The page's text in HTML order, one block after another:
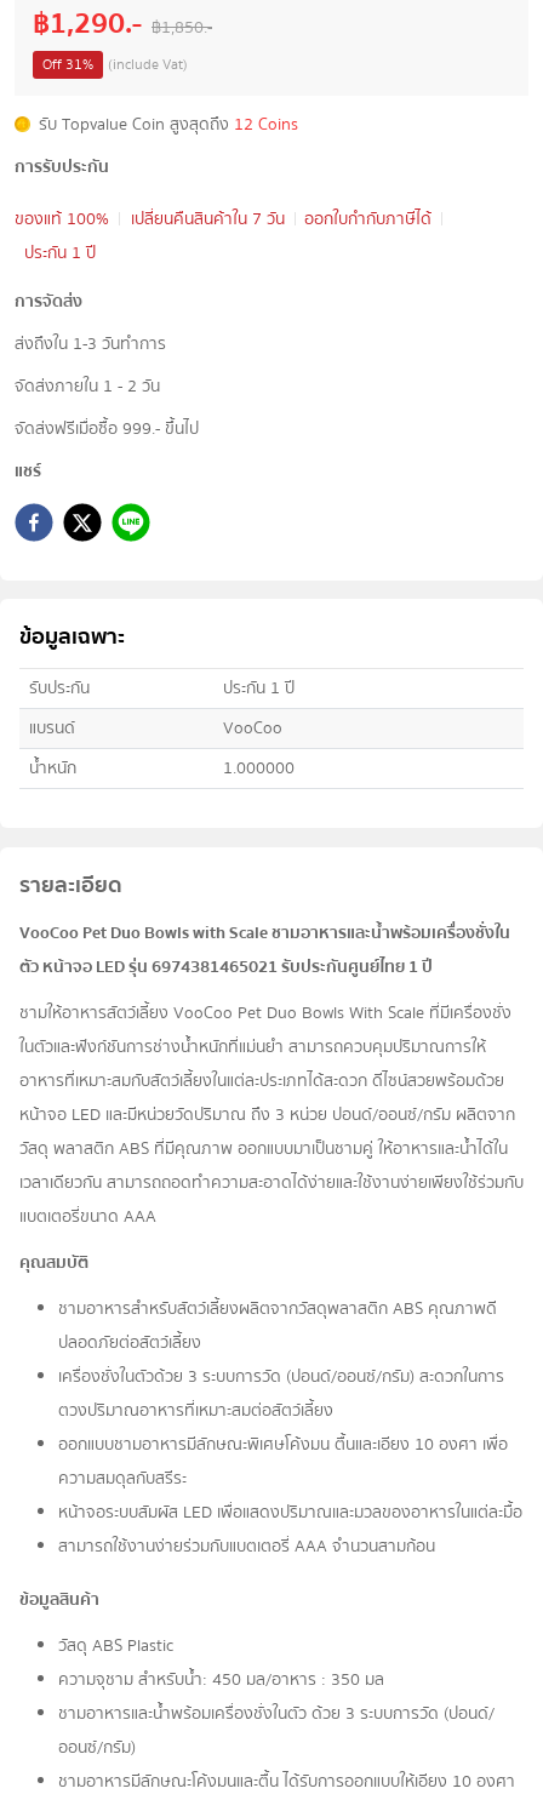
฿1,290.- ฿1,850.-
Off 31% (include Vat)
รับ Topvalue Coin สูงสุดถึง 12 Coins
การรับประกัน
ของแท้ 100%
เปลี่ยนคืนสินค้าใน 7 วัน
ออกใบกำกับภาษีได้
ประกัน 1 ปี
การจัดส่ง
ส่งถึงใน 1-3 วันทำการ
จัดส่งภายใน 1 - 2 วัน
จัดส่งฟรีเมื่อซื้อ 999.- ขึ้นไป
แชร์
ข้อมูลเฉพาะ
รับประกัน
ประกัน 1 ปี
แบรนด์
VooCoo
น้ำหนัก
1.000000
รายละเอียด
VooCoo Pet Duo Bowls with Scale ชามอาหารและน้ำพร้อมเครื่องชั่งใน
ตัว หน้าจอ LED รุ่น 6974381465021 รับประกันศูนย์ไทย 1 ปี
ชามให้อาหารสัตว์เลี้ยง VooCoo Pet Duo Bowls With Scale ที่มีเครื่องชั่ง
ในตัวและฟังก์ชันการช่างน้ำหนักที่แม่นยำ สามารถควบคุมปริมาณการให้
อาหารที่เหมาะสมกับสัตว์เลี้ยงในแต่ละประเภทได้สะดวก ดีไซน์สวยพร้อมด้วย
หน้าจอ LED และมีหน่วยวัดปริมาณ ถึง 3 หน่วย ปอนด์/ออนซ์/กรัม ผลิตจาก
วัสดุ พลาสติก ABS ที่มีคุณภาพ ออกแบบมาเป็นชามคู่ ให้อาหารและน้ำได้ใน
เวลาเดียวกัน สามารถถอดทำความสะอาดได้ง่ายและใช้งานง่ายเพียงใช้ร่วมกับ
แบตเตอรี่ขนาด AAA
คุณสมบัติ
ชามอาหารสำหรับสัตว์เลี้ยงผลิตจากวัสดุพลาสติก ABS คุณภาพดี
ปลอดภัยต่อสัตว์เลี้ยง
เครื่องชั่งในตัวด้วย 3 ระบบการวัด (ปอนด์/ออนซ์/กรัม) สะดวกในการ
ตวงปริมาณอาหารที่เหมาะสมต่อสัตว์เลี้ยง
ออกแบบชามอาหารมีลักษณะพิเศษโค้งมน ตื้นและเอียง 10 องศา เพื่อ
ความสมดุลกับสรีระ
หน้าจอระบบสัมผัส LED เพื่อแสดงปริมาณและมวลของอาหารในแต่ละมื้อ
สามารถใช้งานง่ายร่วมกับแบตเตอรี่ AAA จำนวนสามก้อน
ข้อมูลสินค้า
วัสดุ ABS Plastic
ความจุชาม สำหรับน้ำ: 450 มล/อาหาร : 350 มล
ชามอาหารและน้ำพร้อมเครื่องชั่งในตัว ด้วย 3 ระบบการวัด (ปอนด์/
ออนซ์/กรัม)
ชามอาหารมีลักษณะโค้งมนและตื้น ได้รับการออกแบบให้เอียง 10 องศา